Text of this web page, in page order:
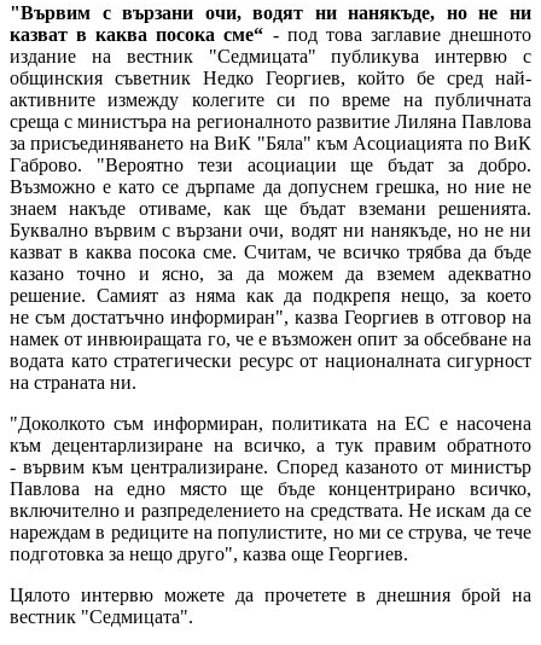
"Вървим с вързани очи, водят ни нанякъде, но не ни
казват в каква посока сме“ - под това заглавие днешното
издание на вестник "Седмицата" публикува интервю с
общинския съветник Недко Георгиев, който бе сред най-
активните измежду колегите си по време на публичната
среща с министъра на регионалното развитие Лиляна Павлова
за присъединяването на ВиК "Бяла" към Асоциацията по ВиК
Габрово. "Вероятно тези асоциации ще бъдат за добро.
Възможно е като се дърпаме да допуснем грешка, но ние не
знаем накъде отиваме, как ще бъдат вземани решенията.
Буквално вървим с вързани очи, водят ни нанякъде, но не ни
казват в каква посока сме. Считам, че всичко трябва да бъде
казано точно и ясно, за да можем да вземем адекватно
решение. Самият аз няма как да подкрепя нещо, за което
не съм достатъчно информиран", казва Георгиев в отговор на
намек от инвюиращата го, че е възможен опит за обсебване на
водата като стратегически ресурс от националната сигурност
на страната ни.
"Доколкото съм информиран, политиката на ЕС е насочена
към децентарлизиране на всичко, а тук правим обратното
- вървим към централизиране. Според казаното от министър
Павлова на едно място ще бъде концентрирано всичко,
включително и разпределението на средствата. Не искам да се
нареждам в редиците на популистите, но ми се струва, че тече
подготовка за нещо друго", казва още Георгиев.
Цялото интервю можете да прочетете в днешния брой на
вестник "Седмицата".